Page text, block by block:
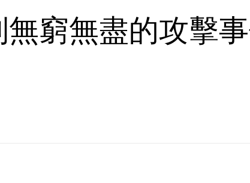
窮無盡的攻擊